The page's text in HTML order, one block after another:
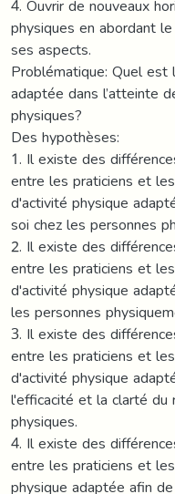
4. Ouvrir de nouveaux
physiques en abordant
ses aspects.
Problématique: Quel est
adaptée dans l’atteinte
physiques?
Des hypothèses:
1. Il existe des
entre les praticiens et
d'activité physique
soi chez les personnes
2. Il existe des
entre les praticiens et
d'activité physique
les personnes
3. Il existe des
entre les praticiens et
d'activité physique
l'efficacité et la clarté du
physiques.
4. Il existe des
entre les praticiens et
physique adaptée afin